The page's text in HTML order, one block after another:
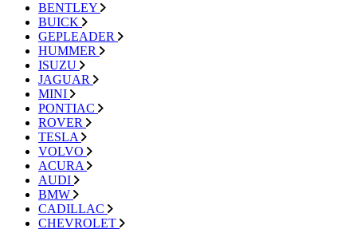
BENTLEY
BUICK
GEPLEADER
HUMMER
ISUZU
JAGUAR
MINI
PONTIAC
ROVER
TESLA
VOLVO
ACURA
AUDI
BMW
CADILLAC
CHEVROLET